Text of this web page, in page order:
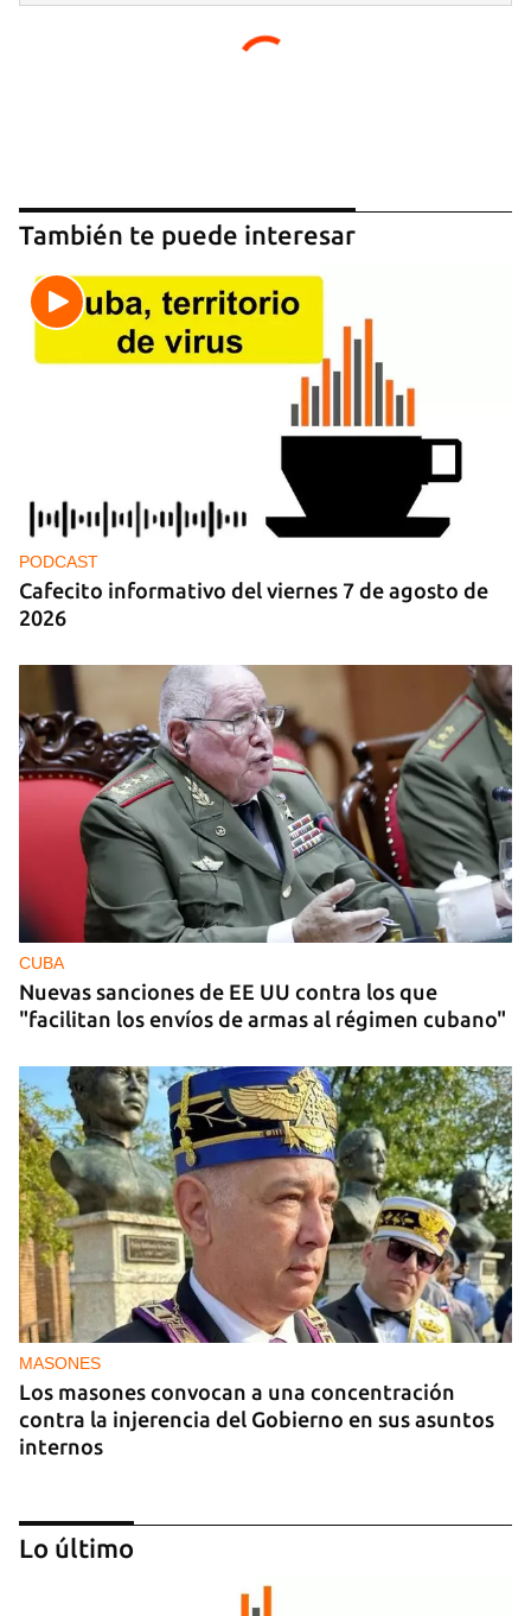
INICIAR SESIÓN
También te puede interesar
PODCAST
Cafecito informativo del viernes 7 de agosto de
2026
CUBA
Nuevas sanciones de EE UU contra los que
"facilitan los envíos de armas al régimen cubano"
MASONES
Los masones convocan a una concentración
contra la injerencia del Gobierno en sus asuntos
internos
Lo último